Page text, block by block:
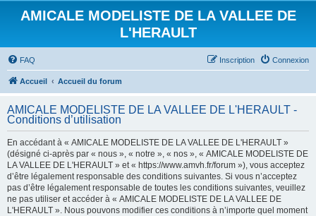
AMICALE MODELISTE DE LA VALLEE DE
L'HERAULT
FAQ Connexion
Inscription
Accueil Accueil du forum
AMICALE MODELISTE DE LA VALLEE DE L'HERAULT -
Conditions d’utilisation
En accédant à « AMICALE MODELISTE DE LA VALLEE DE L'HERAULT »
(désigné ci-après par « nous », « notre », « nos », « AMICALE MODELISTE DE
LA VALLEE DE L'HERAULT » et « https://www.amvh.fr/forum »), vous acceptez
d’être légalement responsable des conditions suivantes. Si vous n’acceptez
pas d’être légalement responsable de toutes les conditions suivantes, veuillez
ne pas utiliser et accéder à « AMICALE MODELISTE DE LA VALLEE DE
L'HERAULT ». Nous pouvons modifier ces conditions à n’importe quel moment